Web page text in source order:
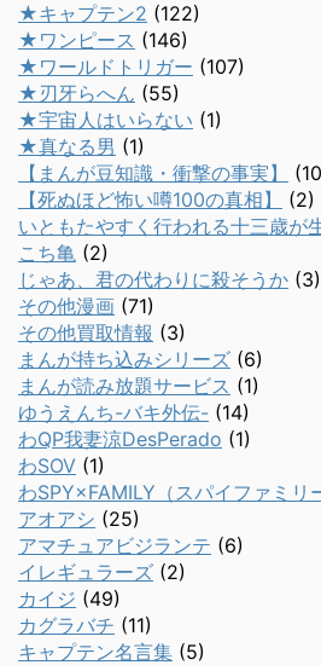
★キャプテン2 (122)
★ワンピース (146)
★ワールドトリガー (107)
★刃牙らへん (55)
★宇宙人はいらない (1)
★真なる男 (1)
【まんが豆知識・衝撃の事実】
【死ぬほど怖い噂100の真相】
(2)
いともたやすく行われる十三歳が
こち亀 (2)
じゃあ、君の代わりに殺そうか (3)
その他漫画 (71)
その他買取情報 (3)
まんが持ち込みシリーズ (6)
まんが読み放題サービス (1)
ゆうえんち-バキ外伝- (14)
わQP我妻涼DesPerado (1)
わSOV (1)
わSPY×FAMILY（スパイファミリ
アオアシ (25)
アマチュアビジランテ (6)
イレギュラーズ (2)
カイジ (49)
カグラバチ (11)
キャプテン名言集 (5)